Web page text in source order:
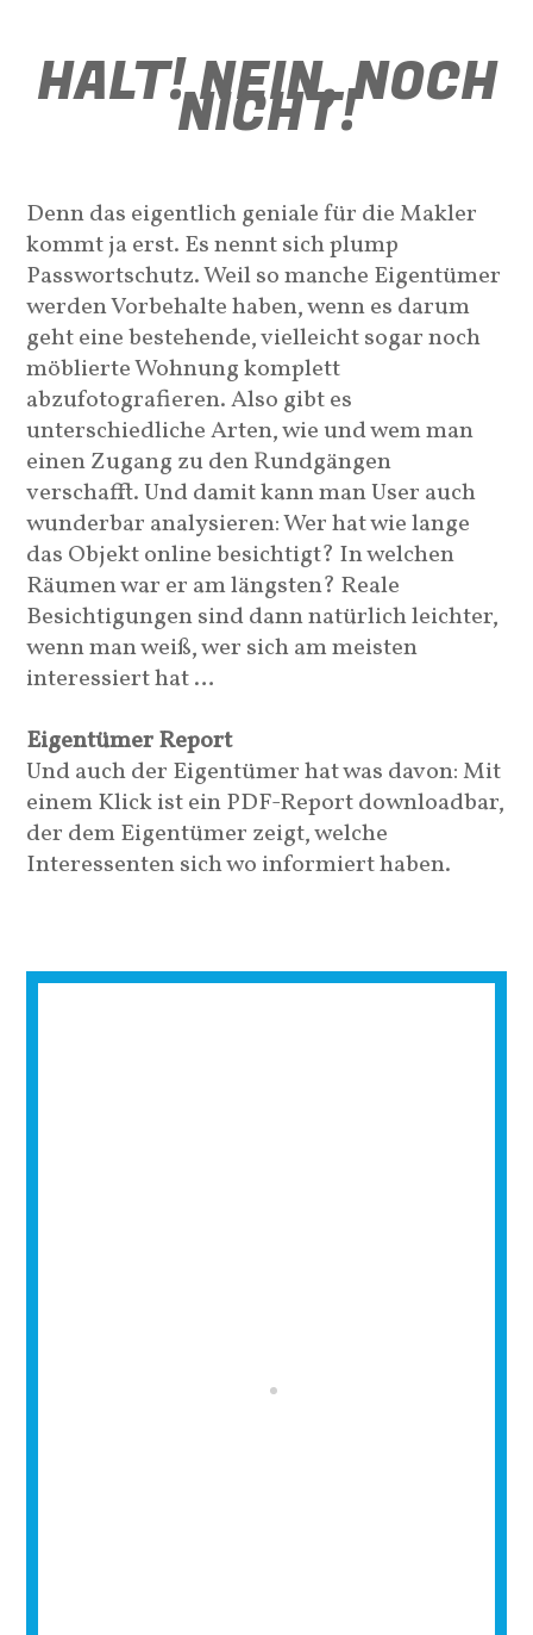
HALT! NEIN, NOCH
NICHT!
Denn das eigentlich geniale für die Makler
kommt ja erst. Es nennt sich plump
Passwortschutz. Weil so manche Eigentümer
werden Vorbehalte haben, wenn es darum
geht eine bestehende, vielleicht sogar noch
möblierte Wohnung komplett
abzufotografieren. Also gibt es
unterschiedliche Arten, wie und wem man
einen Zugang zu den Rundgängen
verschafft. Und damit kann man User auch
wunderbar analysieren: Wer hat wie lange
das Objekt online besichtigt? In welchen
Räumen war er am längsten? Reale
Besichtigungen sind dann natürlich leichter,
wenn man weiß, wer sich am meisten
interessiert hat …
Eigentümer Report
Und auch der Eigentümer hat was davon: Mit
einem Klick ist ein PDF-Report downloadbar,
der dem Eigentümer zeigt, welche
Interessenten sich wo informiert haben.